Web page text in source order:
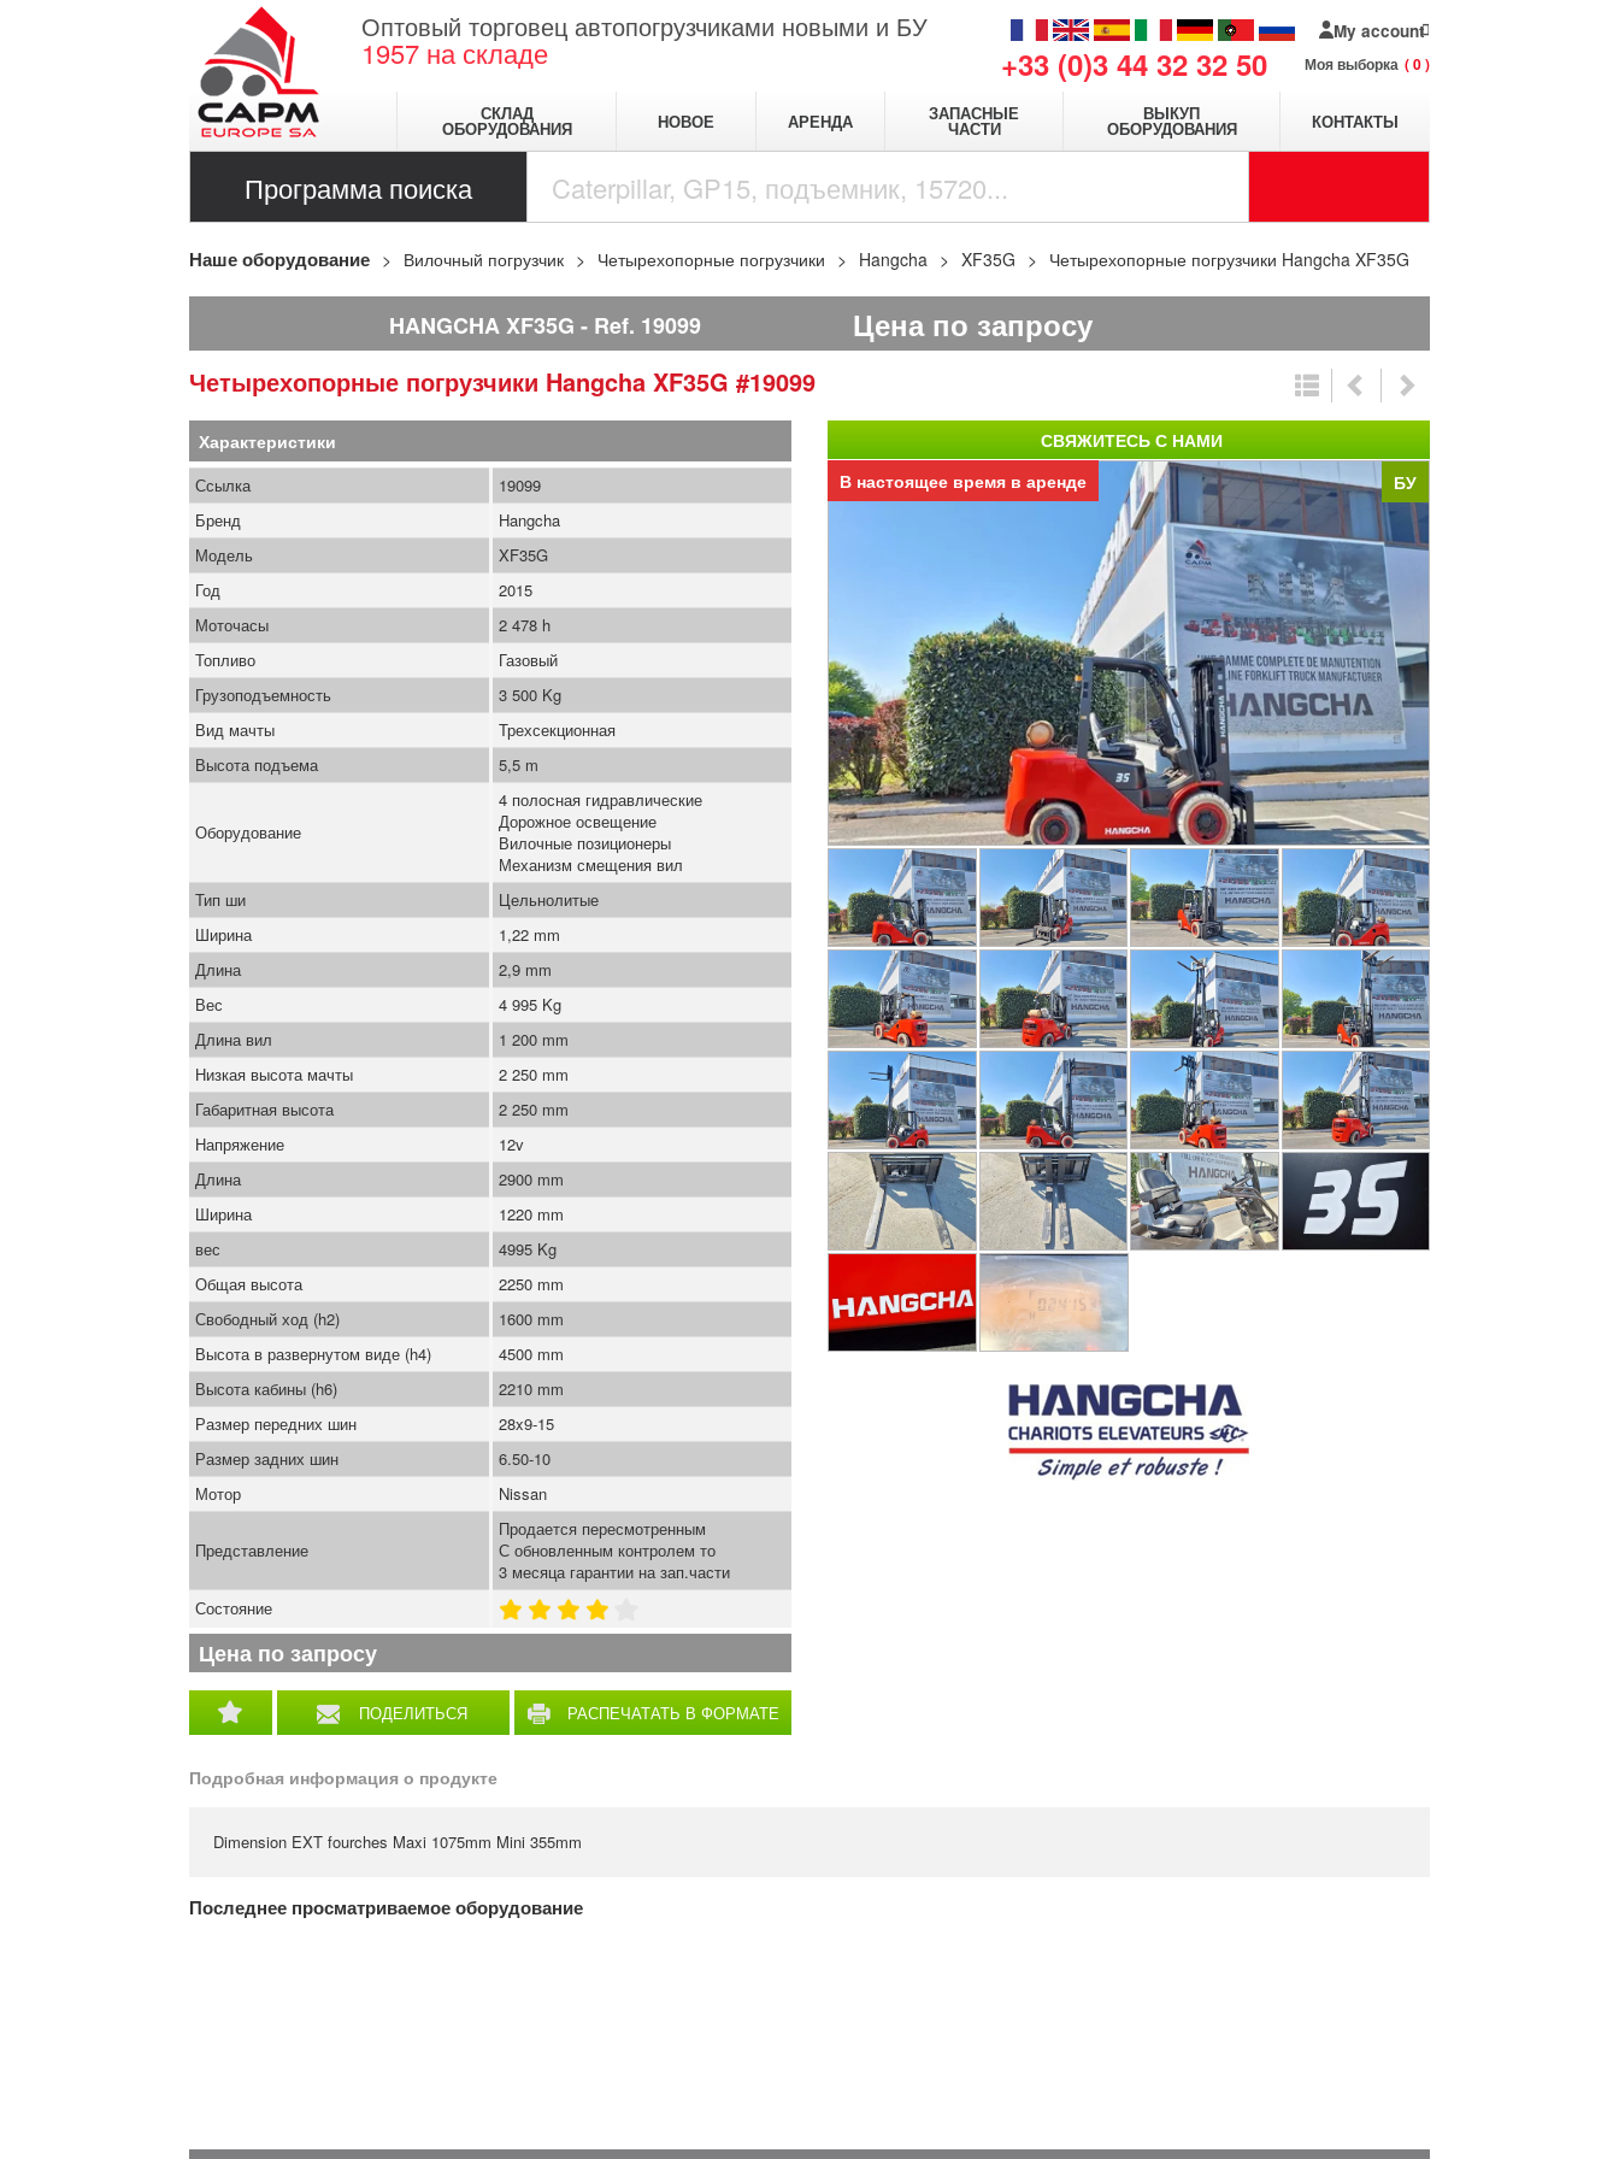
Оптовый торговец автопогрузчиками новыми и БУ
1957 на складе +33 (0)3 44 32 32 50
My account
Моя выборка 0
СКЛАД
ОБОРУДОВАНИЯ НОВОЕ АРЕНДА ЗАПАСНЫЕ
ЧАСТИ
ВЫКУП
ОБОРУДОВАНИЯ КОНТАКТЫ
Программа поиска
Наше оборудование Вилочный погрузчик Четырехопорные погрузчики Hangcha XF35G Четырехопорные погрузчики Hangcha XF35G
HANGCHA XF35G Ref. 19099 Цена по запросу
Четырехопорные погрузчики Hangcha XF35G #19099
БУ
В настоящее время в аренде
Характеристики
ПОДЕЛИТЬСЯ
РАСПЕЧАТАТЬ В ФОРМАТЕ
Ссылка
19099
Бренд
Hangcha
Модель
XF35G
Год
2015
Моточасы
2 478 h
Топливо
Газовый
Грузоподъемность
3 500 Kg
Вид мачты
Трехсекционная
Высота подъема
5,5 m
Оборудование
4 полосная гидравлические
Дорожное освещение
Вилочные позиционеры
Механизм смещения вил
Тип ши
Цельнолитые
Ширина
1,22 mm
Длина
2,9 mm
Вес
4 995 Kg
Длина вил
1 200 mm
Низкая высота мачты
2 250 mm
Габаритная высота
2 250 mm
Напряжение
12v
Длина
2900 mm
Ширина
1220 mm
вес
4995 Kg
Общая высота
2250 mm
Свободный ход (h2)
1600 mm
Высота в развернутом виде (h4)
4500 mm
Высота кабины (h6)
2210 mm
Размер передних шин
28x9-15
Размер задних шин
6.50-10
Мотор
Nissan
Представление
Продается пересмотренным
С обновленным контролем то
3 месяца гарантии на зап.части
Состояние
Цена по запросу
Подробная информация о продукте
Dimension EXT fourches Maxi 1075mm Mini 355mm
СВЯЖИТЕСЬ С НАМИ
Последнее просматриваемое оборудование